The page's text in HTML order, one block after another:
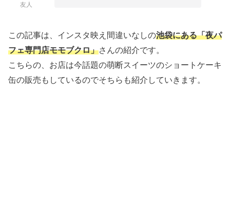
友人
この記事は、インスタ映え間違いなしの池袋にある「夜パ
フェ専門店モモブクロ」さんの紹介です。
こちらの、お店は今話題の萌断スイーツのショートケーキ
缶の販売もしているのでそちらも紹介していきます。